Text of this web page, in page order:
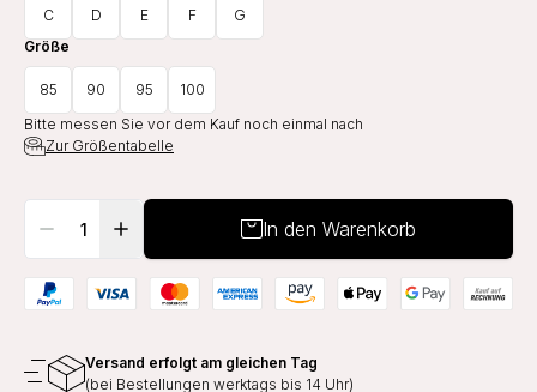
C D E F
G
Größe
85 90 95
100
Bitte messen Sie vor dem Kauf noch einmal nach
Zur Größentabelle
In den Warenkorb
Versand erfolgt am gleichen Tag
(bei Bestellungen werktags bis 14 Uhr)